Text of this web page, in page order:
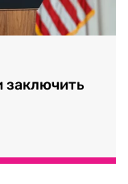
заключить